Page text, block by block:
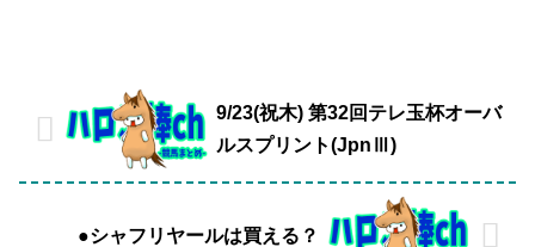
9/23(祝木) 第32回テレ玉杯オーバ
ルスプリント(JpnⅢ)
●シャフリヤールは買える？